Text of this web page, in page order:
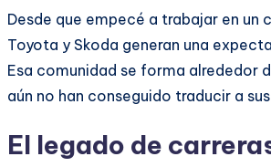
Desde que empecé a trabajar en
Toyota y Skoda generan una
Esa comunidad se forma alrededor
aún no han conseguido traducir a
El legado de